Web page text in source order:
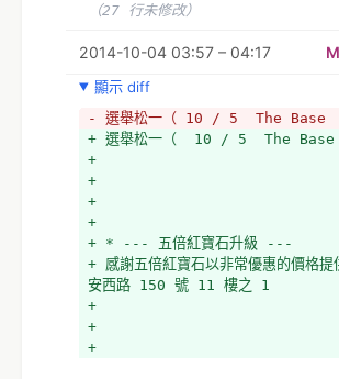
（27 行未修改）
2014-10-04 03:57 – 04:17
顯示 diff
- 選舉松一（ 10 / 5  The Base
+ 選舉松一（  10 / 5  The Base
+
+
+
+
+ * --- 五倍紅寶石升級 ---
+ 感謝五倍紅寶石以非常優惠的價格提
安西路 150 號 11 樓之 1
+
+
+